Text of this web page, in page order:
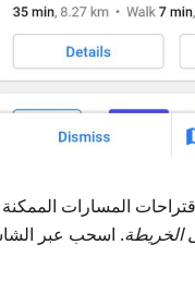
المسارات
. اسحب عبر